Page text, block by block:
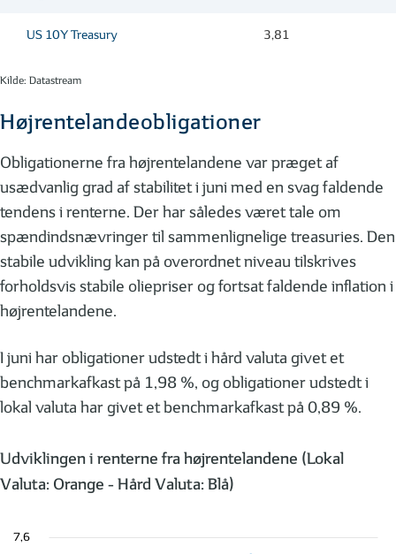
US 10Y Treasury 3,81
Kilde: Datastream
Højrentelandeobligationer
Obligationerne fra højrentelandene var præget af
usædvanlig grad af stabilitet i juni med en svag faldende
tendens i renterne. Der har således været tale om
spændindsnævringer til sammenlignelige treasuries. Den
stabile udvikling kan på overordnet niveau tilskrives
forholdsvis stabile oliepriser og fortsat faldende inflation i
højrentelandene.
I juni har obligationer udstedt i hård valuta givet et
benchmarkafkast på 1,98 %, og obligationer udstedt i
lokal valuta har givet et benchmarkafkast på 0,89 %.
Udviklingen i renterne fra højrentelandene (Lokal
Valuta: Orange - Hård Valuta: Blå)
7,6